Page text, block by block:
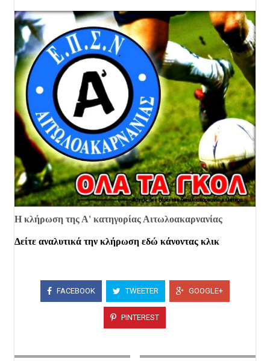
Η κλήρωση της Α' κατηγορίας Αιτωλοακαρνανίας
Δείτε αναλυτικά την κλήρωση εδώ κάνοντας κλικ
FACEBOOK TWEETER GOOGLE+
PINTEREST